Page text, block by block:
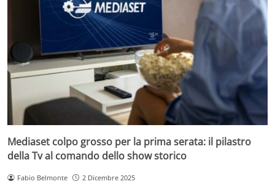
Mediaset colpo grosso per la prima serata: il pilastro
della Tv al comando dello show storico
Fabio Belmonte 2 Dicembre 2025